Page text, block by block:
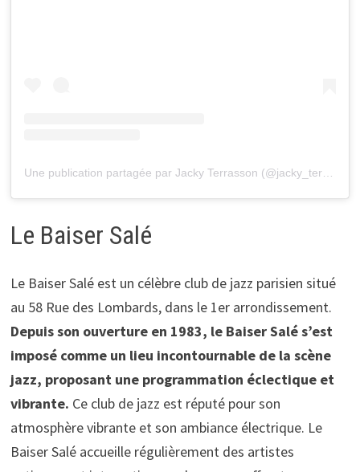
Le Baiser Salé
Le Baiser Salé est un célèbre club de jazz parisien situé
au 58 Rue des Lombards, dans le 1er arrondissement.
Depuis son ouverture en 1983, le Baiser Salé s’est
imposé comme un lieu incontournable de la scène
jazz, proposant une programmation éclectique et
vibrante. Ce club de jazz est réputé pour son
atmosphère vibrante et son ambiance électrique. Le
Baiser Salé accueille régulièrement des artistes